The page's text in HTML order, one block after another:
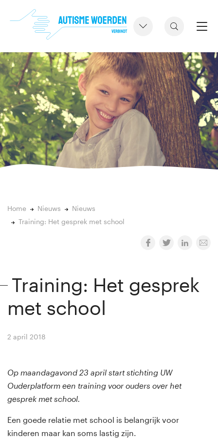
Home Nieuws
Nieuws
Training: Het gesprek met school
Training: Het gesprek
met school
2 april 2018
Op maandagavond 23 april start stichting UW
Ouderplatform een training voor ouders over het
gesprek met school.
Een goede relatie met school is belangrijk voor
kinderen maar kan soms lastig zijn.